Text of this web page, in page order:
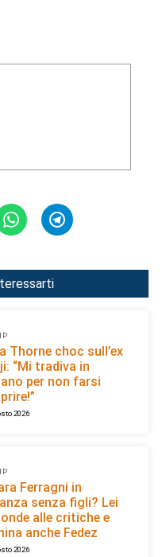
Thorne choc sull’ex
“Mi tradiva in
per non farsi
2026
Ferragni in
senza figli? Lei
alle critiche e
anche Fedez
2026